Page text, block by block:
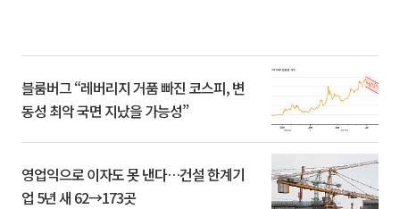
블룸버그 “레버리지 거품 빠진 코스피, 변
동성 최악 국면 지났을 가능성”
영업익으로 이자도 못 낸다…건설 한계기
업 5년 새 62→173곳